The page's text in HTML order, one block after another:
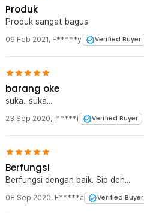
Produk
Produk sangat bagus
09 Feb 2021, F*****y Verified Buyer
barang oke
suka...suka...
23 Sep 2020, i*****i Verified Buyer
Berfungsi
Berfungsi dengan baik. Sip deh...
08 Sep 2020, E*****a Verified Buyer